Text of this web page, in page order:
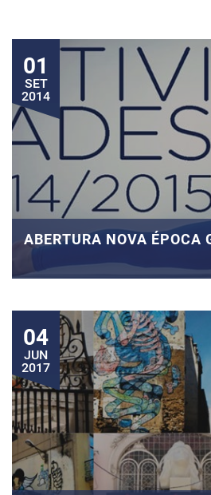
01
SET
2014
ABERTURA NOVA ÉPOCA
04
JUN
2017